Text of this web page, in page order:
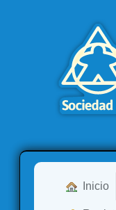
Inicio